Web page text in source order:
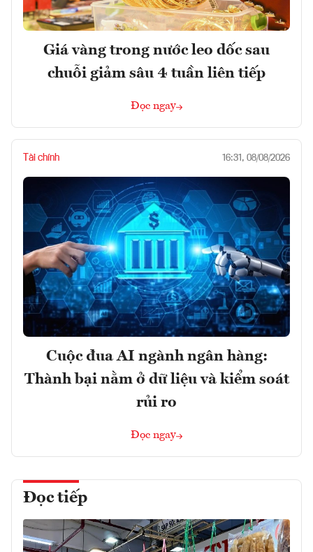
Giá vàng trong nước leo dốc sau
chuỗi giảm sâu 4 tuần liên tiếp
Đọc ngay
Tài chính 16:31, 08/08/2026
Cuộc đua AI ngành ngân hàng:
Thành bại nằm ở dữ liệu và kiểm soát
rủi ro
Đọc ngay
Đọc tiếp